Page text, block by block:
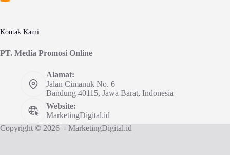
Kontak Kami
PT. Media Promosi Online
Alamat:
Jalan Cimanuk No. 6
Bandung 40115, Jawa Barat, Indonesia
Website:
MarketingDigital.id
Copyright © 2026 - MarketingDigital.id